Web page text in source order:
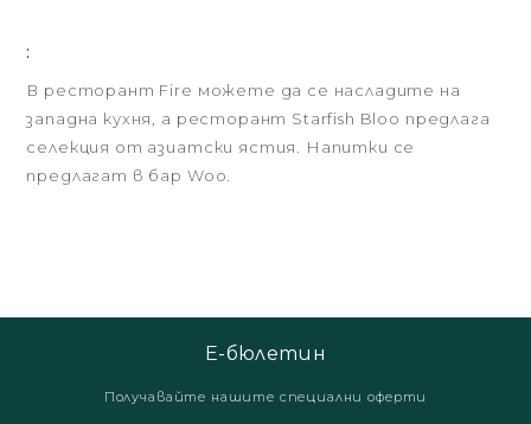
:
В ресторант Fire можете да се насладите на
западна кухня, а ресторант Starfish Bloo предлага
селекция от азиатски ястия. Напитки се
предлагат в бар Woo.
Е-бюлетин
Получавайте нашите специални оферти